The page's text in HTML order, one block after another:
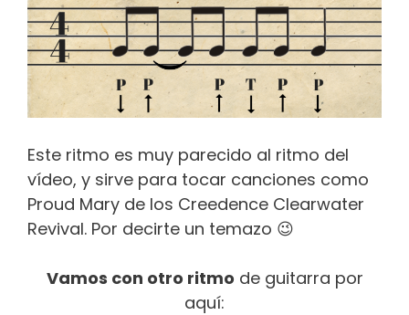
Este ritmo es muy parecido al ritmo del
vídeo, y sirve para tocar canciones como
Proud Mary de los Creedence Clearwater
Revival. Por decirte un temazo 😉
Vamos con otro ritmo de guitarra por
aquí: